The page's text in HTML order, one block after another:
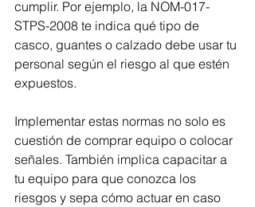
cumplir. Por ejemplo, la NOM-017-
STPS-2008 te indica qué tipo de
casco, guantes o calzado debe usar tu
personal según el riesgo al que estén
expuestos.
Implementar estas normas no solo es
cuestión de comprar equipo o colocar
señales. También implica capacitar a
tu equipo para que conozca los
riesgos y sepa cómo actuar en caso